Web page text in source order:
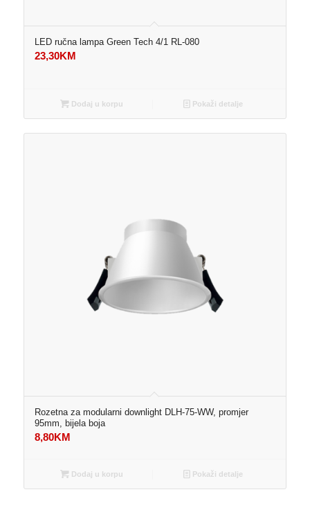
LED ručna lampa Green Tech 4/1 RL-080
23,30KM
Dodaj u korpu Pokaži detalje
Rozetna za modularni downlight DLH-75-WW, promjer
95mm, bijela boja
8,80KM
Dodaj u korpu Pokaži detalje